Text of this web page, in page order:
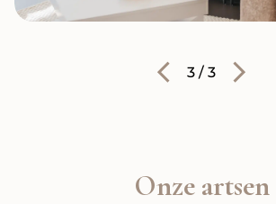
3 / 3
Onze artsen